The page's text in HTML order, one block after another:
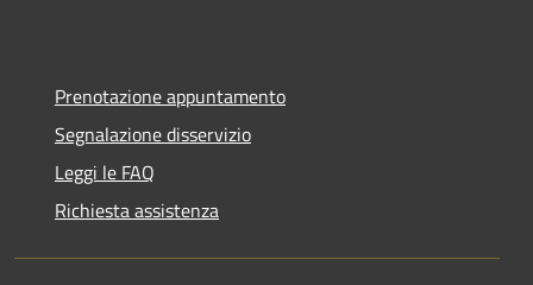
Prenotazione appuntamento
Segnalazione disservizio
Leggi le FAQ
Richiesta assistenza